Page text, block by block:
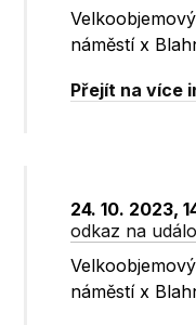
náměstí x
Přejít na více
24. 10. 2023,
odkaz na
náměstí x